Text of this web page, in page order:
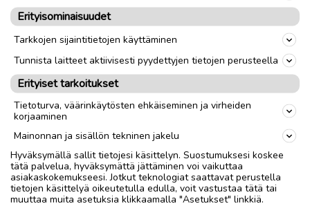
MAKSA TURVALLISESTI TÄSTÄ
Turvamaksut.fi
Mahdollisuus maksaa turvallisesti Turvamaksulla lisätään
automaattisesti kaikkiin ilmoituksiin, joissa on lähetys-
LueTurvamaksusta
Erityisominaisuudet
Tarkkojen sijaintitietojen käyttäminen
Tunnista laitteet aktiivisesti pyydettyjen tietojen perusteella
Erityiset tarkoitukset
Tietoturva, väärinkäytösten ehkäiseminen ja virheiden
korjaaminen
Mainonnan ja sisällön tekninen jakelu
Hyväksymällä sallit tietojesi käsittelyn. Suostumuksesi koskee
tätä palvelua, hyväksymättä jättäminen voi vaikuttaa
asiakaskokemukseesi. Jotkut teknologiat saattavat perustella
tietojen käsittelyä oikeutetulla edulla, voit vastustaa tätä tai
muuttaa muita asetuksia klikkaamalla "Asetukset" linkkiä.